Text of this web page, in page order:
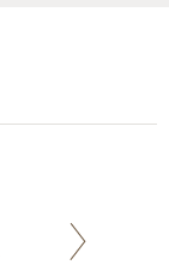
Parce que nous